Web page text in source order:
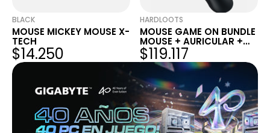
BLACK
MOUSE MICKEY MOUSE X-
TECH
$14.250
HARDLOOTS
MOUSE GAME ON BUNDLE
MOUSE + AURICULAR +
BUNGEE
$119.117